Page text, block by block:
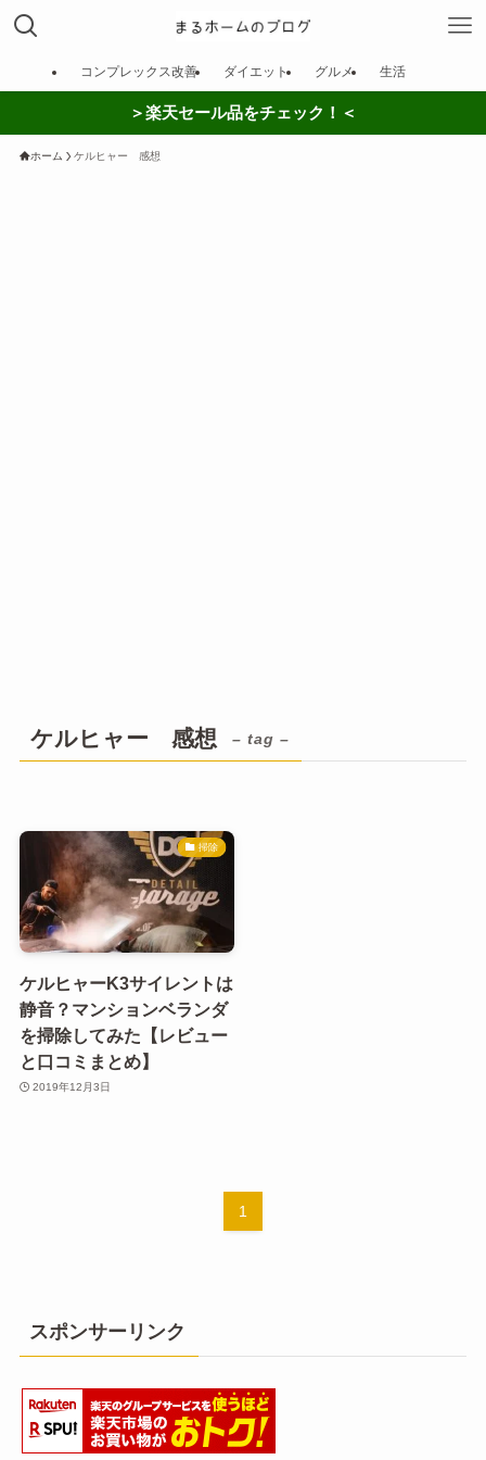
コンプレックス改善 ダイエット グルメ 生活
＞楽天セール品をチェック！＜
ホーム ケルヒャー 感想
ケルヒャー 感想 – tag –
掃除
ケルヒャーK3サイレントは
静音？マンションベランダ
を掃除してみた【レビュー
と口コミまとめ】
2019年12月3日
1
スポンサーリンク